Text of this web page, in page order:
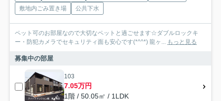
敷地内ごみ置き場
公共下水
ペット可のお部屋なので大切なペットと過ごせます☆ダブルロックキ
ー・防犯カメラでセキュリティ面も安心です(*^^*) 龍ヶ... もっと見る
募集中の部屋
103
7.05万円
1階 / 50.05㎡ / 1LDK